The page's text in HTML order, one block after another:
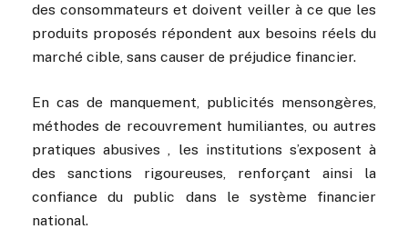
des consommateurs et doivent veiller à ce que les
produits proposés répondent aux besoins réels du
marché cible, sans causer de préjudice financier.
En cas de manquement, publicités mensongères,
méthodes de recouvrement humiliantes, ou autres
pratiques abusives , les institutions s’exposent à
des sanctions rigoureuses, renforçant ainsi la
confiance du public dans le système financier
national.